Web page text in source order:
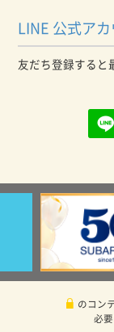
LINE 公式アカ
友だち登録すると
のコン
必